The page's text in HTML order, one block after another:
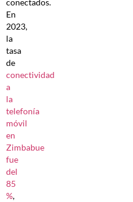
conectados.
En
2023,
la
tasa
de
conectividad
a
la
telefonía
móvil
en
Zimbabue
fue
del
85
%,